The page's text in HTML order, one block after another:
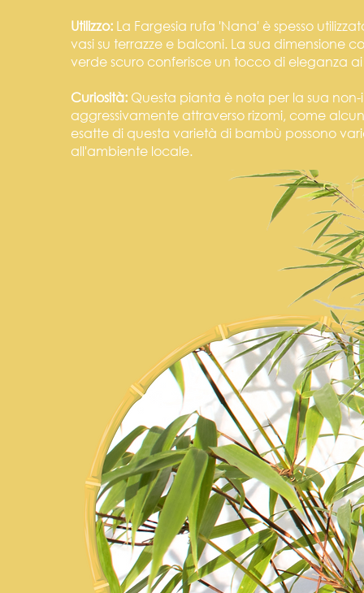
Utilizzo: La Fargesia rufa 'Nana' è spesso
vasi su terrazze e balconi. La sua dimensione
verde scuro conferisce un tocco di eleganza
Curiosità: Questa pianta è nota per la sua
aggressivamente attraverso rizomi, come
esatte di questa varietà di bambù possono
all'ambiente locale.